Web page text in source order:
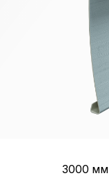
3000 мм